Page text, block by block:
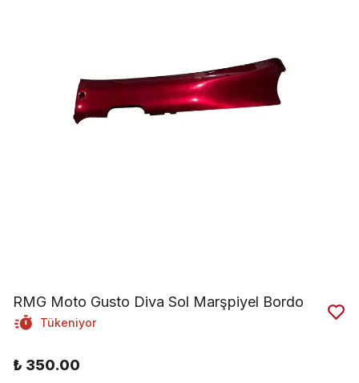
RMG Moto Gusto Diva Sol Marşpiyel Bordo
Tükeniyor
₺ 350.00